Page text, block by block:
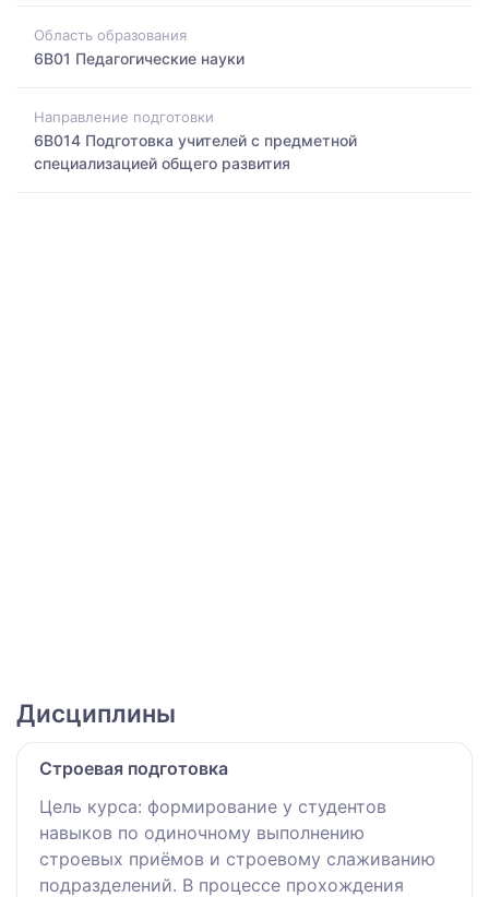
Область образования
6B01 Педагогические науки
Направление подготовки
6B014 Подготовка учителей с предметной
специализацией общего развития
Дисциплины
Строевая подготовка
Цель курса: формирование у студентов
навыков по одиночному выполнению
строевых приёмов и строевому слаживанию
подразделений. В процессе прохождения